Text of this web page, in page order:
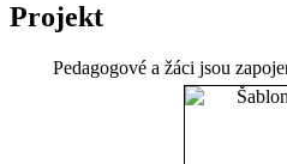
Projekt
Pedagogové a žáci jsou